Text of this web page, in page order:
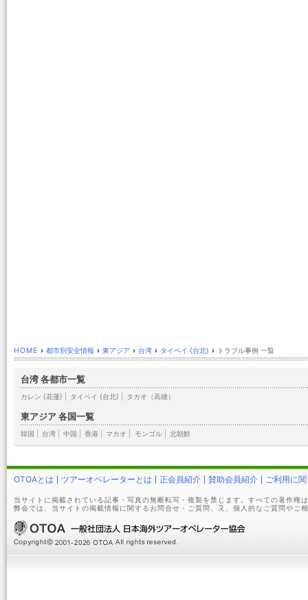
HOME › 都市別安全情報 › 東アジア › 台湾 › タイペイ (台北) › トラブル事例 一覧
台湾 各都市一覧
カレン (花蓮) タイペイ (台北) タカオ（高雄）
東アジア 各国一覧
韓国 台湾 中国 香港 マカオ モンゴル| 北朝鮮
OTOAとは ツアーオペレーターとは 正会員紹介 賛助会員紹介 ご利用に
当サイトに掲載されている記事・写真の無断転写・複製を禁じます。すべての著作権
弊会では、当サイトの掲載情報に関するお問合せ・ご質問、又、個人的なご質問やご